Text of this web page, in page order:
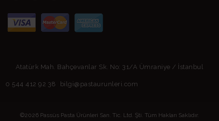
Atatürk Mah. Bahçevanlar Sk. No: 31/A Ümraniye / İstanbul
0 544 412 92 38 bilgi@pastaurunleri.com
©2026 Passüs Pasta Ürünleri San. Tic. Ltd. Şti. Tüm Hakları Saklıdır.